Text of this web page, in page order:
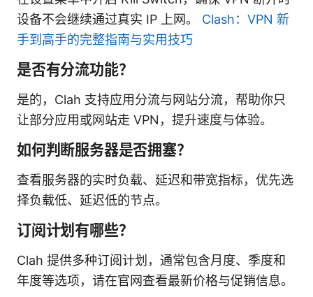
设备不会继续通过真实 IP 上网。 Clash：VPN 新
手到高手的完整指南与实用技巧
是否有分流功能？
是的，Clah 支持应用分流与网站分流，帮助你只
让部分应用或网站走 VPN，提升速度与体验。
如何判断服务器是否拥塞？
查看服务器的实时负载、延迟和带宽指标，优先选
择负载低、延迟低的节点。
订阅计划有哪些？
Clah 提供多种订阅计划，通常包含月度、季度和
年度等选项，请在官网查看最新价格与促销信息。